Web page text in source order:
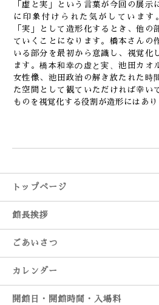
「虚と実」という言葉が今回の展示
に印象付けられた気がしています
「実」として造形化するとき、他の
ていくことになります。橋本さんの
いる部分を最初から意識し、視覚化
ます。橋本和幸の虚と実、池田カオ
女性像、池田政治の解き放たれた 時
た空間として観ていただければ幸い
ものを視覚化する役割が造形にはあり
トップページ
館長挨拶
ごあいさつ
カレンダー
開館日・開館時間・入場料